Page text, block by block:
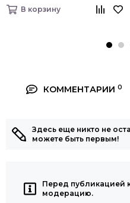
В корзину
КОММЕНТАРИИ 0
Здесь еще никто не
можете быть первым!
Перед публикацией
модерацию.